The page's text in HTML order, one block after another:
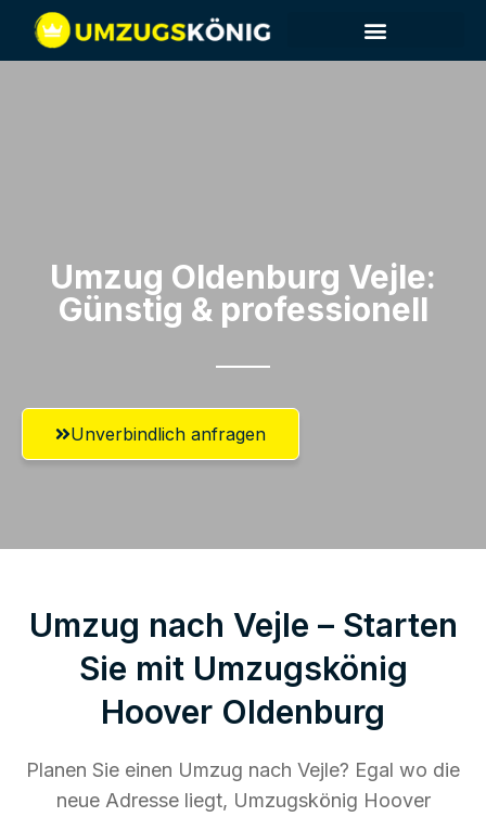
Umzug Oldenburg​ Vejle:
Günstig & professionell​
Unverbindlich anfragen
Umzug nach Vejle – Starten
Sie mit Umzugskönig
Hoover Oldenburg
Planen Sie einen Umzug nach Vejle? Egal wo die
neue Adresse liegt, Umzugskönig Hoover